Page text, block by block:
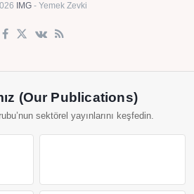
IMG - Yemek Zevki
(Our Publications)
sektörel yayınlarını keşfedin.